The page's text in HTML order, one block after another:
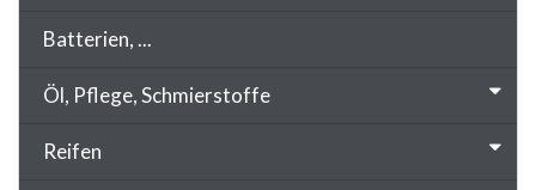
Batterien, ...
Öl, Pflege, Schmierstoffe
Reifen